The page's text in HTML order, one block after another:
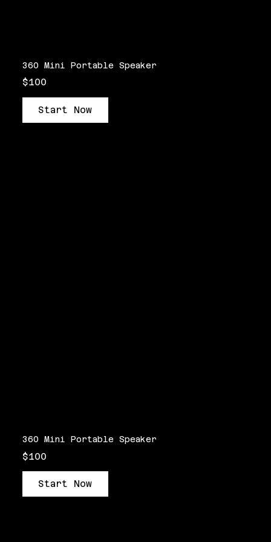
360 Mini Portable Speaker
$100
Start Now
360 Mini Portable Speaker
$100
Start Now